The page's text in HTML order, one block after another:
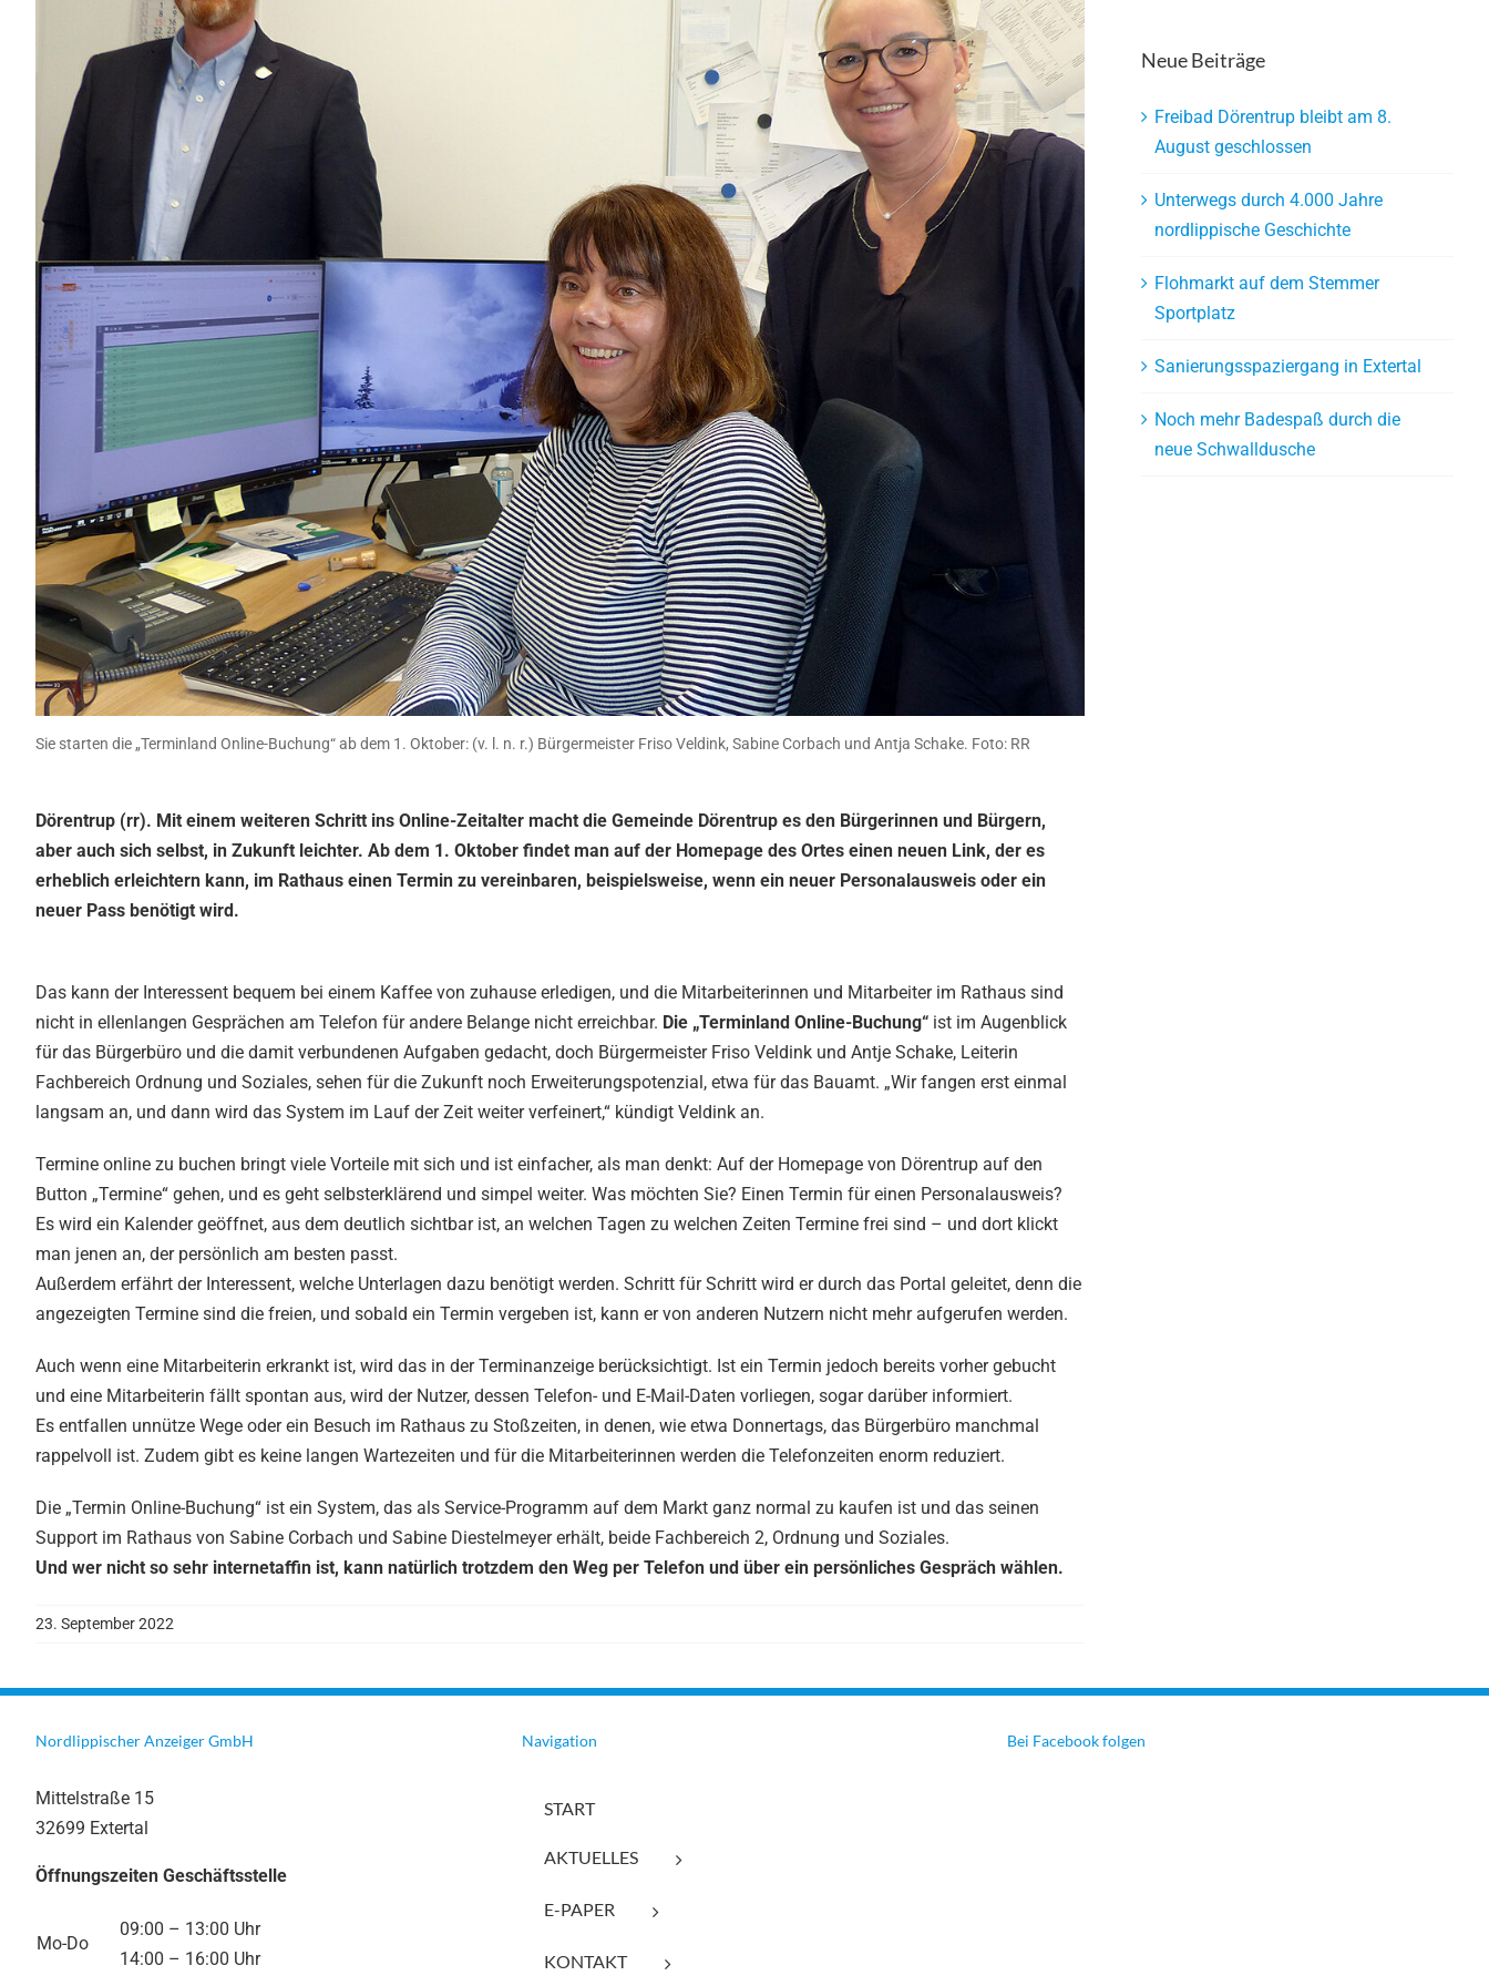
Sie starten die „Terminland Online-Buchung“ ab dem 1. Oktober: (v. l. n. r.) Bürgermeister Friso Veldink, Sabine Corbach und Antja Schake. Foto: RR
Dörentrup (rr). Mit einem weiteren Schritt ins Online-Zeitalter macht die Gemeinde Dörentrup es den Bürgerinnen und Bürgern,
aber auch sich selbst, in Zukunft leichter. Ab dem 1. Oktober findet man auf der Homepage des Ortes einen neuen Link, der es
erheblich erleichtern kann, im Rathaus einen Termin zu vereinbaren, beispielsweise, wenn ein neuer Personalausweis oder ein
neuer Pass benötigt wird.
Das kann der Interessent bequem bei einem Kaffee von zuhause erledigen, und die Mitarbeiterinnen und Mitarbeiter im Rathaus sind
nicht in ellenlangen Gesprächen am Telefon für andere Belange nicht erreichbar. Die „Terminland Online-Buchung“ ist im Augenblick
für das Bürgerbüro und die damit verbundenen Aufgaben gedacht, doch Bürgermeister Friso Veldink und Antje Schake, Leiterin
Fachbereich Ordnung und Soziales, sehen für die Zukunft noch Erweiterungspotenzial, etwa für das Bauamt. „Wir fangen erst einmal
langsam an, und dann wird das System im Lauf der Zeit weiter verfeinert,“ kündigt Veldink an.
Termine online zu buchen bringt viele Vorteile mit sich und ist einfacher, als man denkt: Auf der Homepage von Dörentrup auf den
Button „Termine“ gehen, und es geht selbsterklärend und simpel weiter. Was möchten Sie? Einen Termin für einen Personalausweis?
Es wird ein Kalender geöffnet, aus dem deutlich sichtbar ist, an welchen Tagen zu welchen Zeiten Termine frei sind – und dort klickt
man jenen an, der persönlich am besten passt.
Außerdem erfährt der Interessent, welche Unterlagen dazu benötigt werden. Schritt für Schritt wird er durch das Portal geleitet, denn die
angezeigten Termine sind die freien, und sobald ein Termin vergeben ist, kann er von anderen Nutzern nicht mehr aufgerufen werden.
Auch wenn eine Mitarbeiterin erkrankt ist, wird das in der Terminanzeige berücksichtigt. Ist ein Termin jedoch bereits vorher gebucht
und eine Mitarbeiterin fällt spontan aus, wird der Nutzer, dessen Telefon- und E-Mail-Daten vorliegen, sogar darüber informiert.
Es entfallen unnütze Wege oder ein Besuch im Rathaus zu Stoßzeiten, in denen, wie etwa Donnertags, das Bürgerbüro manchmal
rappelvoll ist. Zudem gibt es keine langen Wartezeiten und für die Mitarbeiterinnen werden die Telefonzeiten enorm reduziert.
Die „Termin Online-Buchung“ ist ein System, das als Service-Programm auf dem Markt ganz normal zu kaufen ist und das seinen
Support im Rathaus von Sabine Corbach und Sabine Diestelmeyer erhält, beide Fachbereich 2, Ordnung und Soziales.
Und wer nicht so sehr internetaffin ist, kann natürlich trotzdem den Weg per Telefon und über ein persönliches Gespräch wählen.
23. September 2022
Neue Beiträge
Freibad Dörentrup bleibt am 8.
August geschlossen
Unterwegs durch 4.000 Jahre
nordlippische Geschichte
Flohmarkt auf dem Stemmer
Sportplatz
Sanierungsspaziergang in Extertal
Noch mehr Badespaß durch die
neue Schwalldusche
Nordlippischer Anzeiger GmbH
Mittelstraße 15
32699 Extertal
Öffnungszeiten Geschäftsstelle
Mo-Do
09:00 – 13:00 Uhr
14:00 – 16:00 Uhr
Navigation
START
AKTUELLES
E-PAPER
KONTAKT
Bei Facebook folgen